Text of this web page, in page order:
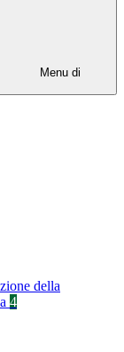
Menu di
della
4